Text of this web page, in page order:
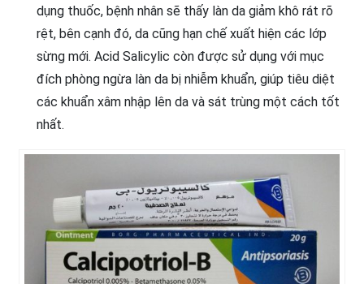
dụng thuốc, bệnh nhân sẽ thấy làn da giảm khô rát rõ
rệt, bên cạnh đó, da cũng hạn chế xuất hiện các lớp
sừng mới. Acid Salicylic còn được sử dụng với mục
đích phòng ngừa làn da bị nhiễm khuẩn, giúp tiêu diệt
các khuẩn xâm nhập lên da và sát trùng một cách tốt
nhất.